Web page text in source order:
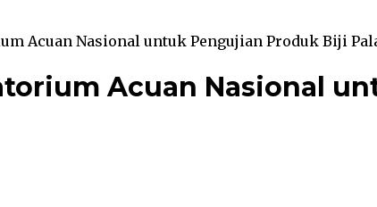
Acuan Nasional untuk Pengujian Produk Biji
Acuan Nasional